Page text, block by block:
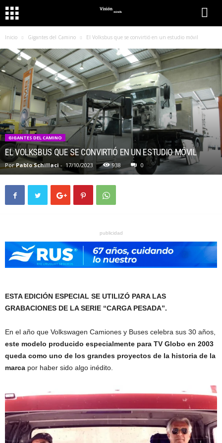
Inicio Gigantes del Camino El Volksbus que se convirtió en un estudio móvil
GIGANTES DEL CAMINO
EL VOLKSBUS QUE SE CONVIRTIÓ EN UN ESTUDIO MÓVIL
Por Pablo Schillaci - 17/10/2023 938 0
publicidad
ESTA EDICIÓN ESPECIAL SE UTILIZÓ PARA LAS
GRABACIONES DE LA SERIE “CARGA PESADA”.
En el año que Volkswagen Camiones y Buses celebra sus 30 años,
este modelo producido especialmente para TV Globo en 2003
queda como uno de los grandes proyectos de la historia de la
marca por haber sido algo inédito.